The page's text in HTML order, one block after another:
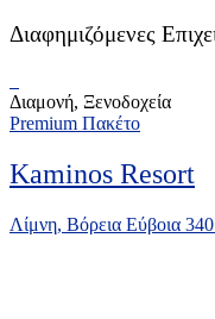
Διαφημιζόμενες
Διαμονή, Ξενοδοχεία
Premium Πακέτο
Kaminos Resort
Λίμνη, Βόρεια Εύβοια